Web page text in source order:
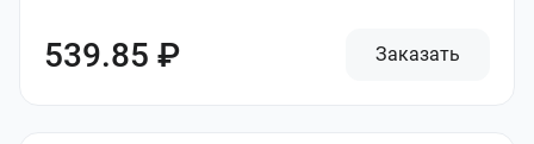
539.85 ₽ Заказать